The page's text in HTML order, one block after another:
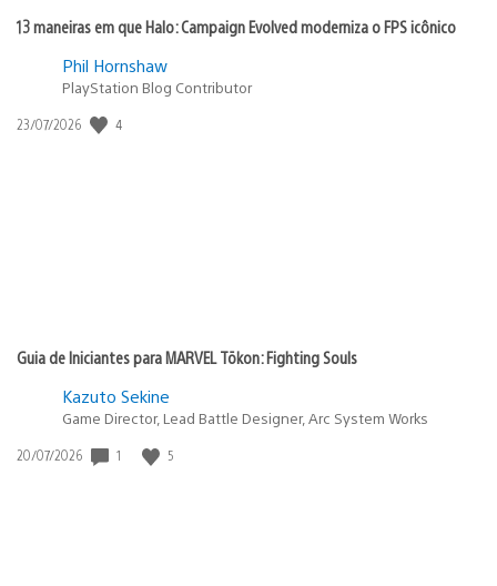
13 maneiras em que Halo: Campaign Evolved moderniza o FPS icônico
Phil Hornshaw
PlayStation Blog Contributor
Data
23/07/2026 4
Guia de Iniciantes para MARVEL Tōkon: Fighting Souls
Kazuto Sekine
Game Director, Lead Battle Designer, Arc System Works
Data
20/07/2026 1 5